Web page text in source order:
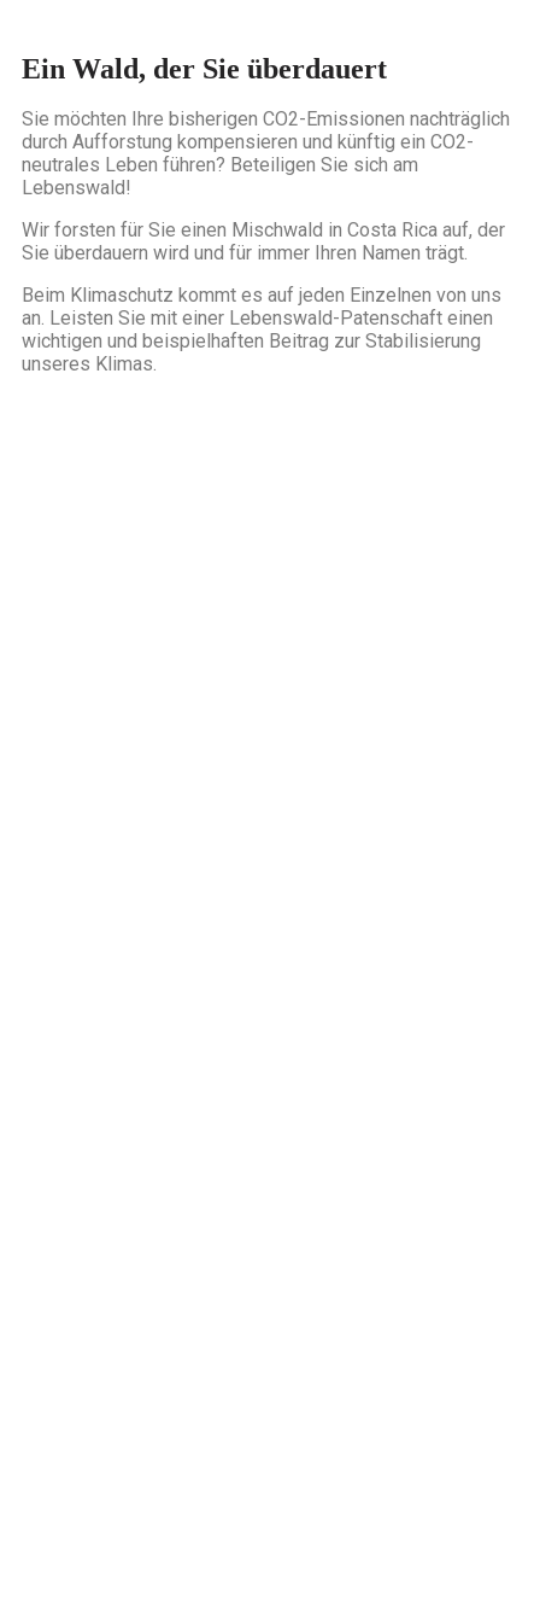
Ein Wald, der Sie überdauert
Sie möchten Ihre bisherigen CO2-Emissionen nachträglich
durch Aufforstung kompensieren und künftig ein CO2-
neutrales Leben führen? Beteiligen Sie sich am
Lebenswald!
Wir forsten für Sie einen Mischwald in Costa Rica auf, der
Sie überdauern wird und für immer Ihren Namen trägt.
Beim Klimaschutz kommt es auf jeden Einzelnen von uns
an. Leisten Sie mit einer Lebenswald-Patenschaft einen
wichtigen und beispielhaften Beitrag zur Stabilisierung
unseres Klimas.